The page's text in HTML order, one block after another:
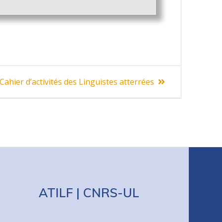
d’activités des Linguistes atterrées
ATILF | CNRS-UL